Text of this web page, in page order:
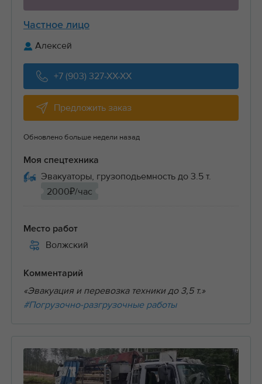
Частное лицо
Алексей
+7 (903) 327-XX-XX
Предложить заказ
Обновлено больше недели назад
Моя спецтехника
Эвакуаторы, грузоподьемность до 3.5 т.
2000₽/час
Место работ
Волжский
Комментарий
«Эвакуация и перевозка техники до 3,5 т.»
#Погрузочно-разгрузочные работы